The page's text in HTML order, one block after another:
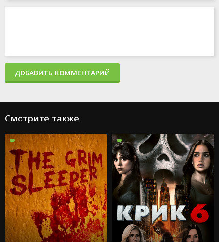
ДОБАВИТЬ КОММЕНТАРИЙ
Смотрите также